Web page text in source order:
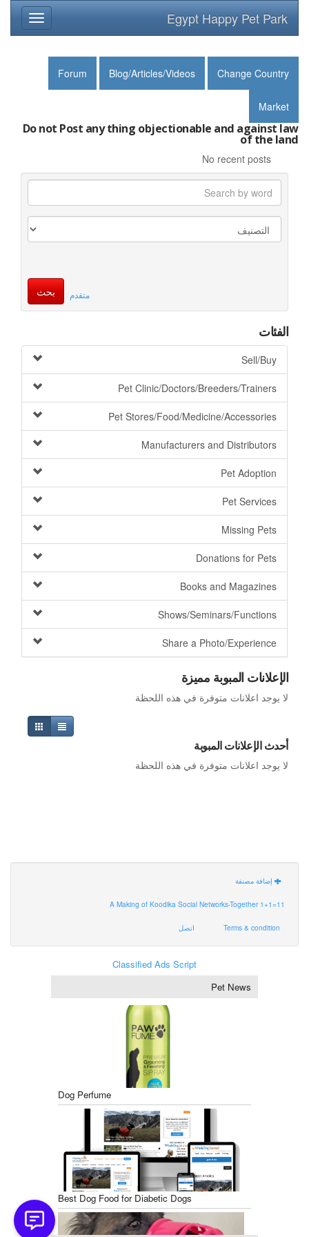
Toggle
Egypt Happy Pet Park
Change Country
Blog/Articles/Videos
Forum
Market
Do not Post any thing objectionable and against law
of the land
No recent posts
متقدم
الفئات
Sell/Buy
Pet Clinic/Doctors/Breeders/Trainers
Pet Stores/Food/Medicine/Accessories
Manufacturers and Distributors
Pet Adoption
Pet Services
Missing Pets
Donations for Pets
Books and Magazines
Shows/Seminars/Functions
Share a Photo/Experience
الإعلانات المبوبة مميزة
لا يوجد اعلانات متوفرة في هذه اللحظة
أحدث الإعلانات المبوبة
لا يوجد اعلانات متوفرة في هذه اللحظة
إضافة مصنفة
A Making of Koodika Social Networks-Together 1+1=11
Terms & condition اتصل
Classified Ads Script
Pet News
Dog Perfume
Best Dog Food for Diabetic Dogs